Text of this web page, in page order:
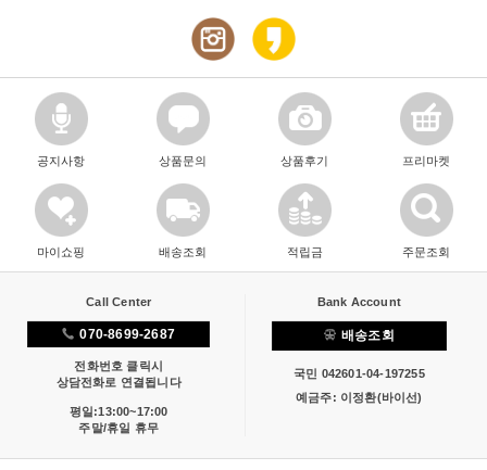
공지사항 상품문의 상품후기 프리마켓
마이쇼핑 배송조회 적립금 주문조회
Call Center
070-8699-2687
전화번호 클릭시
상담전화로 연결됩니다
평일:13:00~17:00
주말/휴일 휴무
Bank Account
배송조회
국민 042601-04-197255
예금주: 이정환(바이선)